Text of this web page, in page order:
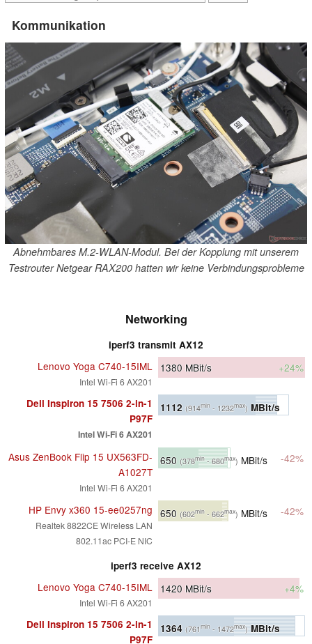
Kommunikation
Abnehmbares M.2-WLAN-Modul. Bei der Kopplung mit unserem
Testrouter Netgear RAX200 hatten wir keine Verbindungsprobleme
Networking
iperf3 transmit AX12
Lenovo Yoga C740-15IML
Intel Wi-Fi 6 AX201
1380 MBit/s +24%
Dell Inspiron 15 7506 2-in-1
P97F
Intel Wi-Fi 6 AX201
1112 (914min - 1232max) MBit/s
Asus ZenBook Flip 15 UX563FD-
A1027T
Intel Wi-Fi 6 AX201
650 (378min- 680max) MBit/s -42%
HP Envy x360 15-ee0257ng
Realtek 8822CE Wireless LAN
802.11ac PCI-E NIC
650 (602min - 662max) MBit/s -42%
iperf3 receive AX12
Lenovo Yoga C740-15IML
Intel Wi-Fi 6 AX201
1420 MBit/s +4%
Dell Inspiron 15 7506 2-in-1
P97F
1364 (761min - 1472max)MBit/s